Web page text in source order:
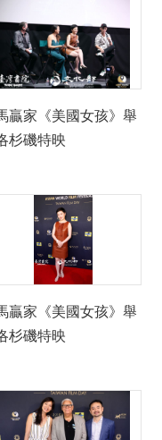
贏家《美國女孩》舉
杉磯特映
贏家《美國女孩》舉
杉磯特映